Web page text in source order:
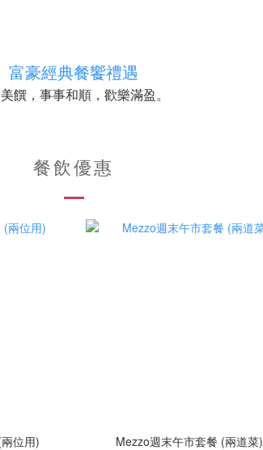
富豪經典餐饗禮遇
饌 ，事事和順，歡樂滿盈。
餐飲優惠
位用) Mezzo週末午市套餐 (兩道菜)